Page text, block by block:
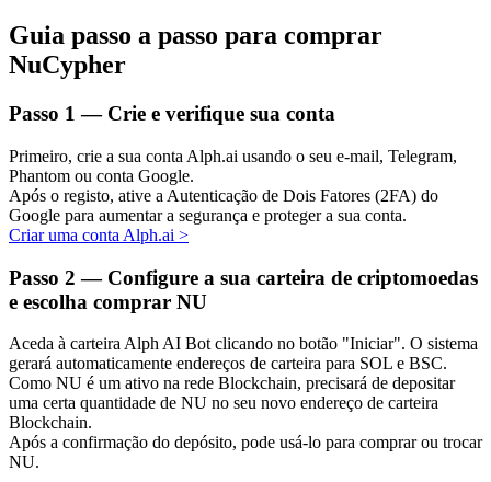
Investimento Automático
Obtenha lucro a longo prazo e interesses flexíveis
Aprenda a apostar
Aprenda como ganhar renda passiva
Bitrue
Guia passo a passo para comprar
NuCypher
Passo 1 — Crie e verifique sua conta
Primeiro, crie a sua conta Alph.ai usando o seu e-mail, Telegram,
Phantom ou conta Google.
Após o registo, ative a Autenticação de Dois Fatores (2FA) do
Google para aumentar a segurança e proteger a sua conta.
Criar uma conta Alph.ai >
Passo 2 — Configure a sua carteira de criptomoedas
e escolha comprar NU
Aceda à carteira Alph AI Bot clicando no botão "Iniciar". O sistema
gerará automaticamente endereços de carteira para SOL e BSC.
Como NU é um ativo na rede Blockchain, precisará de depositar
uma certa quantidade de NU no seu novo endereço de carteira
Blockchain.
Após a confirmação do depósito, pode usá-lo para comprar ou trocar
NU.